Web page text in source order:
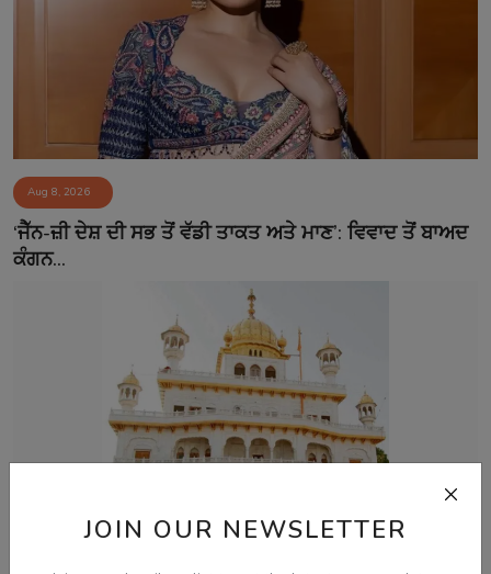
JOIN OUR NEWSLETTER
Aug 8, 2026
‘ਜੈੱਨ-ਜ਼ੀ ਦੇਸ਼ ਦੀ ਸਭ ਤੋਂ ਵੱਡੀ ਤਾਕਤ ਅਤੇ ਮਾਣ’: ਵਿਵਾਦ ਤੋਂ ਬਾਅਦ
ਕੰਗਨ...